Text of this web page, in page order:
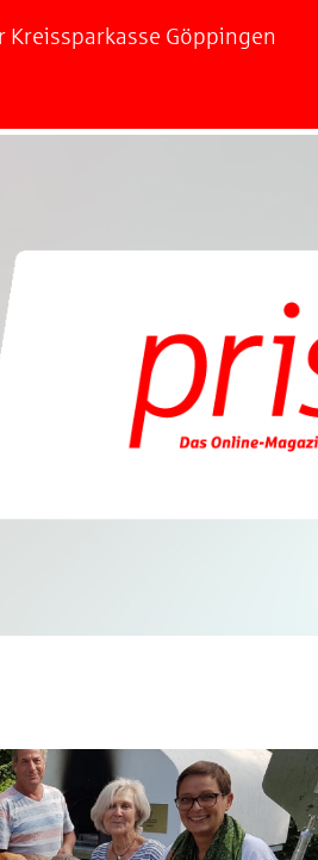
Kreissparkasse Göppingen